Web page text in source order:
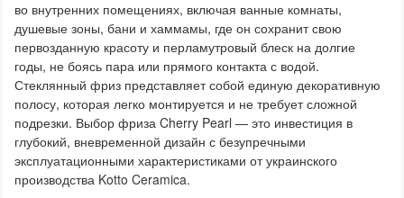
во внутренних помещениях, включая ванные комнаты,
душевые зоны, бани и хаммамы, где он сохранит свою
первозданную красоту и перламутровый блеск на долгие
годы, не боясь пара или прямого контакта с водой.
Стеклянный фриз представляет собой единую декоративную
полосу, которая легко монтируется и не требует сложной
подрезки. Выбор фриза Cherry Pearl — это инвестиция в
глубокий, вневременной дизайн с безупречными
эксплуатационными характеристиками от украинского
производства Kotto Ceramica.